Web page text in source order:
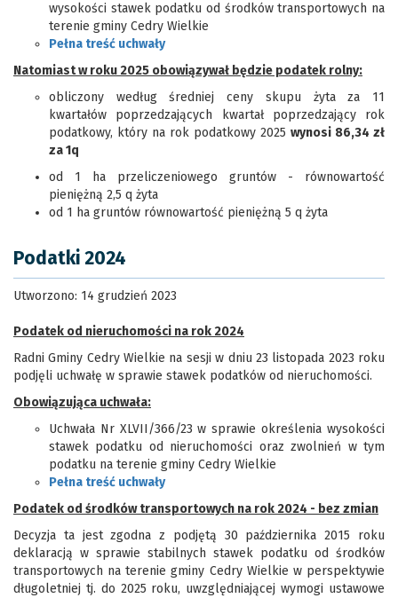
wysokości stawek podatku od środków transportowych na
terenie gminy Cedry Wielkie
Pełna treść uchwały
Natomiast w roku 2025 obowiązywał będzie podatek rolny:
obliczony według średniej ceny skupu żyta za 11
kwartałów poprzedzających kwartał poprzedzający rok
podatkowy, który na rok podatkowy 2025 wynosi 86,34 zł
za 1q
od 1 ha przeliczeniowego gruntów - równowartość
pieniężną 2,5 q żyta
od 1 ha gruntów równowartość pieniężną 5 q żyta
Podatki 2024
Utworzono: 14 grudzień 2023
Podatek od nieruchomości na rok 2024
Radni Gminy Cedry Wielkie na sesji w dniu 23 listopada 2023 roku
podjęli uchwałę w sprawie stawek podatków od nieruchomości.
Obowiązująca uchwała:
Uchwała Nr XLVII/366/23 w sprawie określenia wysokości
stawek podatku od nieruchomości oraz zwolnień w tym
podatku na terenie gminy Cedry Wielkie
Pełna treść uchwały
Podatek od środków transportowych na rok 2024 - bez zmian
Decyzja ta jest zgodna z podjętą 30 października 2015 roku
deklaracją w sprawie stabilnych stawek podatku od środków
transportowych na terenie gminy Cedry Wielkie w perspektywie
długoletniej tj. do 2025 roku, uwzględniającej wymogi ustawowe